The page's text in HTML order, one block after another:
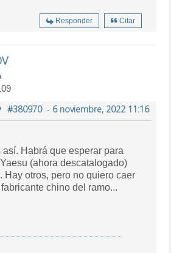
Responder Citar
#380970- 6 noviembre, 2022 11:16
Habrá que esperar para
(ahora descatalogado)
Hay otros, pero no quiero caer
chino del ramo...